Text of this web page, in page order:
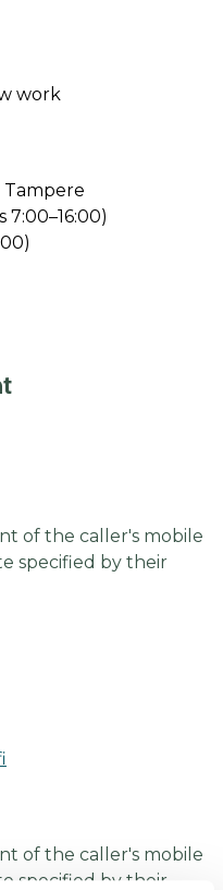
work
7:00–16:00)
of the caller's mobile
specified by their
of the caller's mobile
specified by their